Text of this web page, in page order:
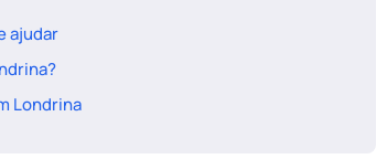
ajudar
Londrina